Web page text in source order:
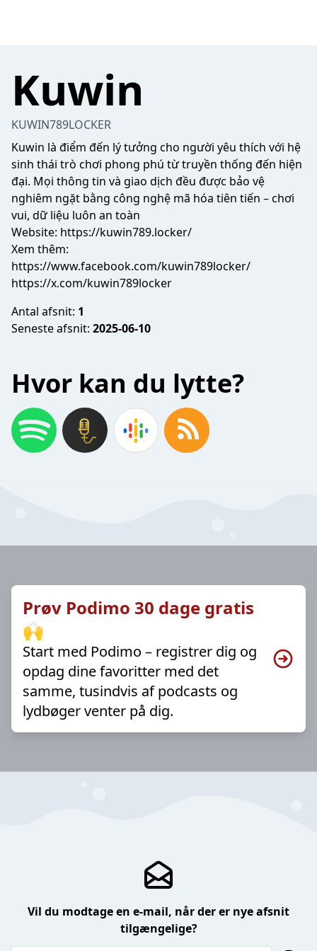
Kuwin
KUWIN789LOCKER
Kuwin là điểm đến lý tưởng cho người yêu thích với hệ
sinh thái trò chơi phong phú từ truyền thống đến hiện
đại. Mọi thông tin và giao dịch đều được bảo vệ
nghiêm ngặt bằng công nghệ mã hóa tiên tiến – chơi
vui, dữ liệu luôn an toàn
Website: https://kuwin789.locker/
Xem thêm:
https://www.facebook.com/kuwin789locker/
https://x.com/kuwin789locker
Antal afsnit: 1
Seneste afsnit: 2025-06-10
Hvor kan du lytte?
Prøv Podimo 30 dage gratis
🙌
Start med Podimo – registrer dig og
opdag dine favoritter med det
samme, tusindvis af podcasts og
lydbøger venter på dig.
Vil du modtage en e-mail, når der er nye afsnit
tilgængelige?